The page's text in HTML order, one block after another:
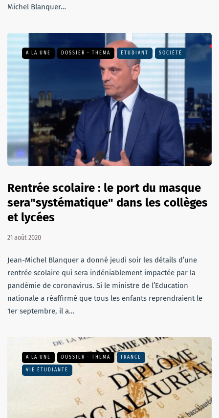
Michel Blanquer…
A LA UNE DOSSIER - THEMA ÉTUDIANT SOCIÉTÉ
Rentrée scolaire : le port du masque
sera"systématique" dans les collèges
et lycées
21 août 2020
Jean-Michel Blanquer a donné jeudi soir les détails d’une
rentrée scolaire qui sera indéniablement impactée par la
pandémie de coronavirus. Si le ministre de l’Education
nationale a réaffirmé que tous les enfants reprendraient le
1er septembre, il a…
A LA UNE DOSSIER - THEMA FRANCE
VIE ÉTUDIANTE